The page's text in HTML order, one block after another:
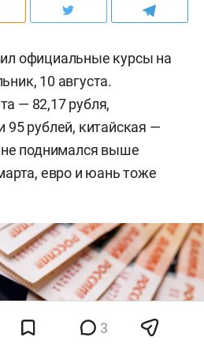
официальные курсы на
10 августа.
— 82,17 рубля,
95 рублей, китайская —
поднимался выше
евро и юань тоже
3